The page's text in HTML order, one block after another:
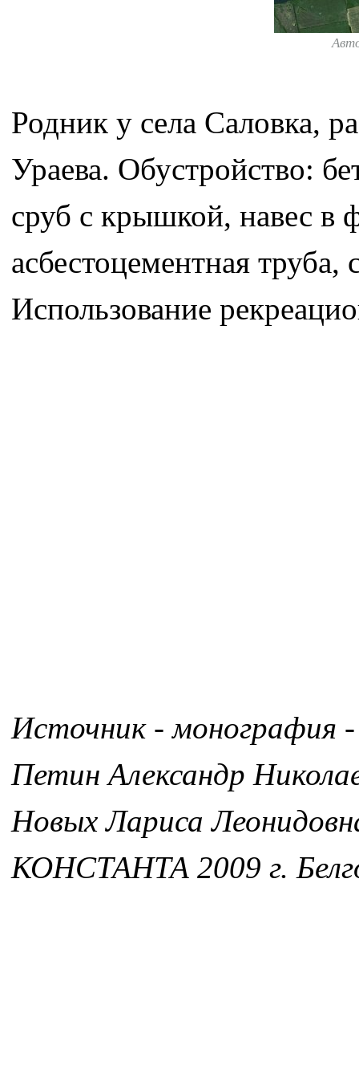
Родник у села Саловка,
Ураева. Обустройство:
сруб с крышкой, навес в
асбестоцементная
Использование
Источник - монография -
Петин Александр
Новых Лариса
КОНСТАНТА 2009 г.